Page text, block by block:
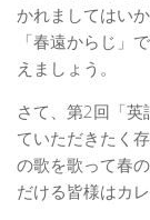
かれましてはい
「春遠からじ」
えましょう。
さて、第2回「
ていただきたく
の歌を歌って春
だける皆様はカ